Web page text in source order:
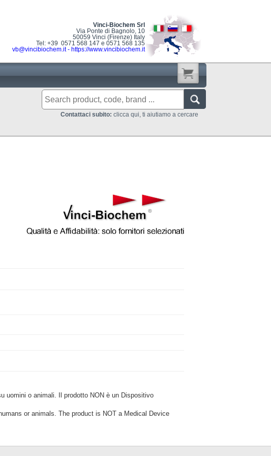
Vinci-Biochem Srl
Via Ponte di Bagnolo, 10
50059 Vinci (Firenze) Italy
Tel: +39 0571 568 147 e 0571 568 135
vb@vincibiochem.it- https://www.vincibiochem.it
Contattaci subito: clicca qui, ti aiutiamo a cercare
uomini o animali. Il prodotto NON è un Dispositivo
or animals. The product is NOT a Medical Device